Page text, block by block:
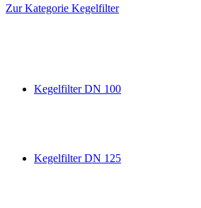
Zur Kategorie Kegelfilter
Kegelfilter DN 100
Kegelfilter DN 125